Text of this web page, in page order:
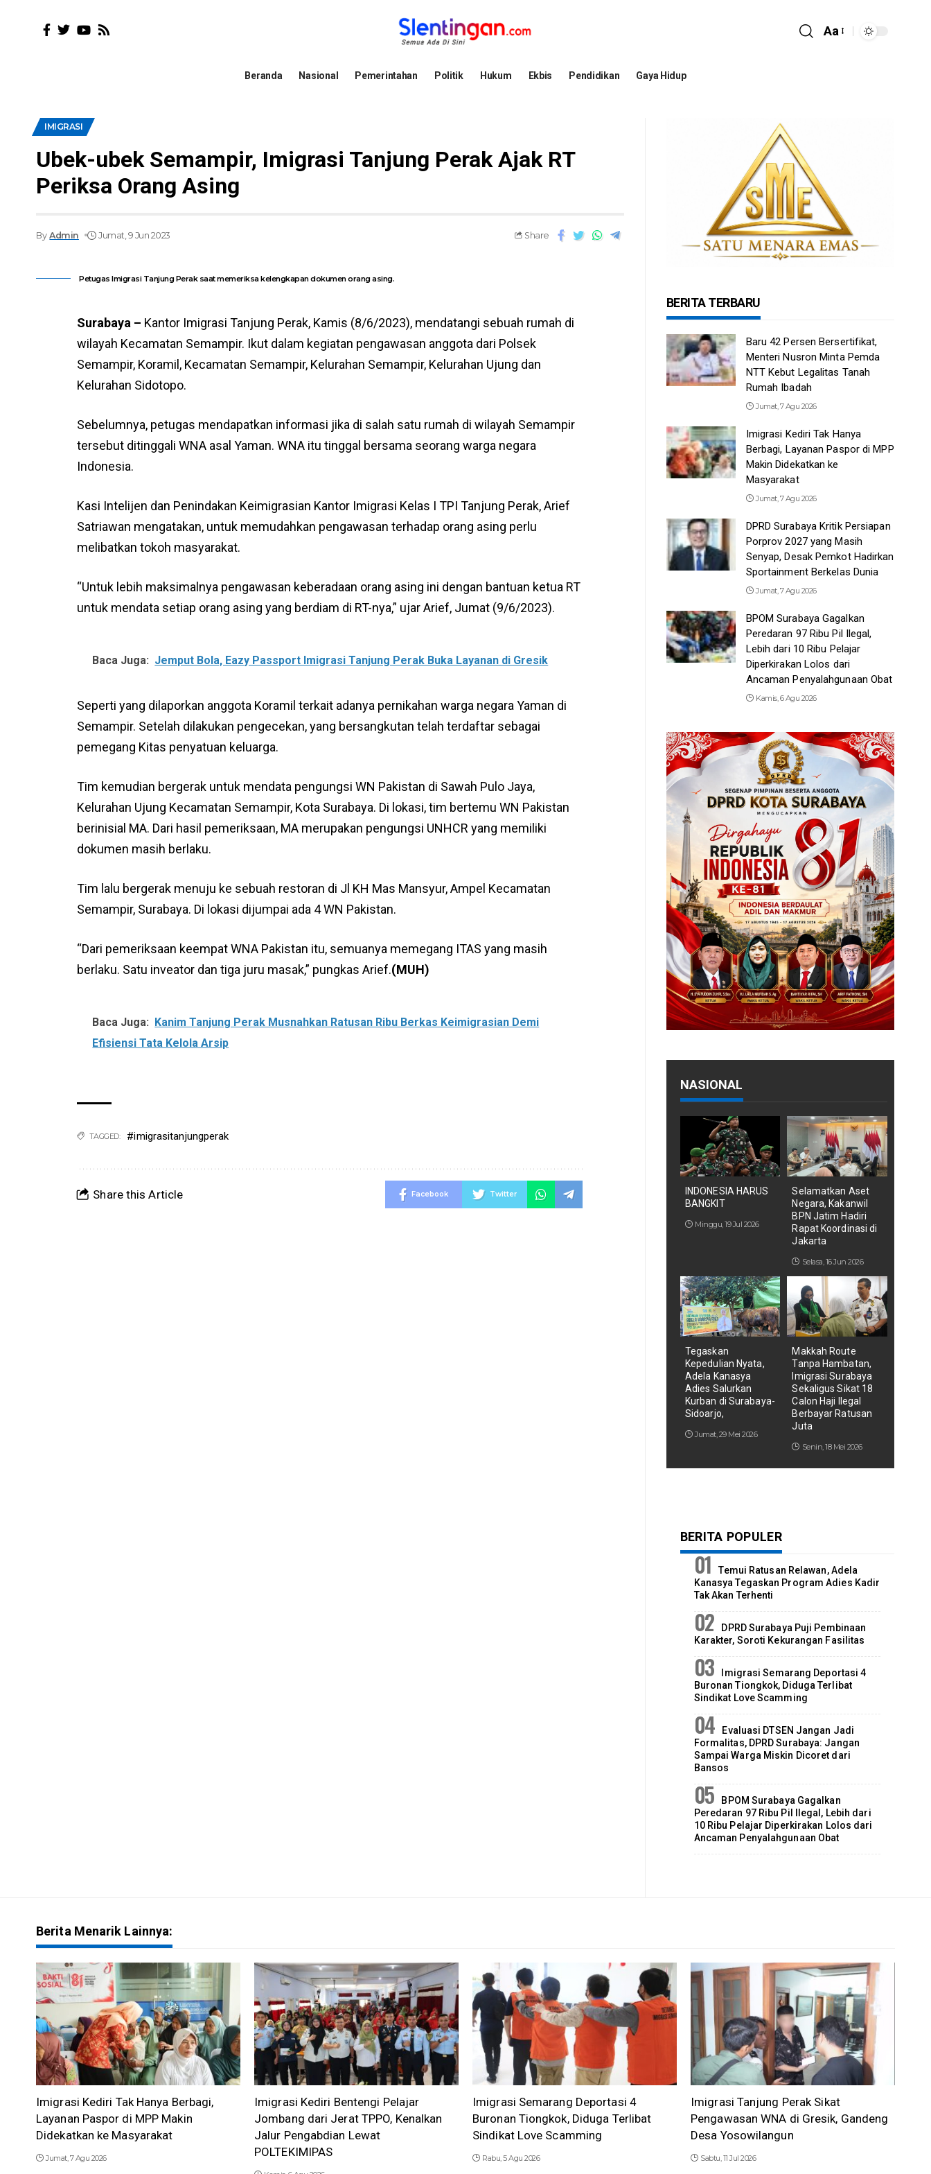
Aa
Beranda Nasional Pemerintahan Politik Hukum Ekbis Pendidikan Gaya Hidup
IMIGRASI
Ubek-ubek Semampir, Imigrasi Tanjung Perak Ajak RT
Periksa Orang Asing
By Admin Jumat, 9 Jun 2023 Share
Petugas Imigrasi Tanjung Perak saat memeriksa kelengkapan dokumen orang asing.
Surabaya – Kantor Imigrasi Tanjung Perak, Kamis (8/6/2023), mendatangi sebuah rumah di
wilayah Kecamatan Semampir. Ikut dalam kegiatan pengawasan anggota dari Polsek
Semampir, Koramil, Kecamatan Semampir, Kelurahan Semampir, Kelurahan Ujung dan
Kelurahan Sidotopo.
Sebelumnya, petugas mendapatkan informasi jika di salah satu rumah di wilayah Semampir
tersebut ditinggali WNA asal Yaman. WNA itu tinggal bersama seorang warga negara
Indonesia.
Kasi Intelijen dan Penindakan Keimigrasian Kantor Imigrasi Kelas I TPI Tanjung Perak, Arief
Satriawan mengatakan, untuk memudahkan pengawasan terhadap orang asing perlu
melibatkan tokoh masyarakat.
“Untuk lebih maksimalnya pengawasan keberadaan orang asing ini dengan bantuan ketua RT
untuk mendata setiap orang asing yang berdiam di RT-nya,” ujar Arief, Jumat (9/6/2023).
Baca Juga: Jemput Bola, Eazy Passport Imigrasi Tanjung Perak Buka Layanan di Gresik
Seperti yang dilaporkan anggota Koramil terkait adanya pernikahan warga negara Yaman di
Semampir. Setelah dilakukan pengecekan, yang bersangkutan telah terdaftar sebagai
pemegang Kitas penyatuan keluarga.
Tim kemudian bergerak untuk mendata pengungsi WN Pakistan di Sawah Pulo Jaya,
Kelurahan Ujung Kecamatan Semampir, Kota Surabaya. Di lokasi, tim bertemu WN Pakistan
berinisial MA. Dari hasil pemeriksaan, MA merupakan pengungsi UNHCR yang memiliki
dokumen masih berlaku.
Tim lalu bergerak menuju ke sebuah restoran di Jl KH Mas Mansyur, Ampel Kecamatan
Semampir, Surabaya. Di lokasi dijumpai ada 4 WN Pakistan.
“Dari pemeriksaan keempat WNA Pakistan itu, semuanya memegang ITAS yang masih
berlaku. Satu inveator dan tiga juru masak,” pungkas Arief.(MUH)
Baca Juga: Kanim Tanjung Perak Musnahkan Ratusan Ribu Berkas Keimigrasian Demi
Efisiensi Tata Kelola Arsip
TAGGED: #imigrasitanjungperak
Share this Article Facebook Twitter
BERITA TERBARU
Baru 42 Persen Bersertifikat,
Menteri Nusron Minta Pemda
NTT Kebut Legalitas Tanah
Rumah Ibadah
Jumat, 7 Agu 2026
Imigrasi Kediri Tak Hanya
Berbagi, Layanan Paspor di MPP
Makin Didekatkan ke
Masyarakat
Jumat, 7 Agu 2026
DPRD Surabaya Kritik Persiapan
Porprov 2027 yang Masih
Senyap, Desak Pemkot Hadirkan
Sportainment Berkelas Dunia
Jumat, 7 Agu 2026
BPOM Surabaya Gagalkan
Peredaran 97 Ribu Pil Ilegal,
Lebih dari 10 Ribu Pelajar
Diperkirakan Lolos dari
Ancaman Penyalahgunaan Obat
Kamis, 6 Agu 2026
NASIONAL
INDONESIA HARUS
BANGKIT
Minggu, 19 Jul 2026
Selamatkan Aset
Negara, Kakanwil
BPN Jatim Hadiri
Rapat Koordinasi di
Jakarta
Selasa, 16 Jun 2026
Tegaskan
Kepedulian Nyata,
Adela Kanasya
Adies Salurkan
Kurban di Surabaya-
Sidoarjo,
Jumat, 29 Mei 2026
Makkah Route
Tanpa Hambatan,
Imigrasi Surabaya
Sekaligus Sikat 18
Calon Haji Ilegal
Berbayar Ratusan
Juta
Senin, 18 Mei 2026
BERITA POPULER
Temui Ratusan Relawan, Adela
Kanasya Tegaskan Program Adies Kadir
Tak Akan Terhenti
DPRD Surabaya Puji Pembinaan
Karakter, Soroti Kekurangan Fasilitas
Imigrasi Semarang Deportasi 4
Buronan Tiongkok, Diduga Terlibat
Sindikat Love Scamming
Evaluasi DTSEN Jangan Jadi
Formalitas, DPRD Surabaya: Jangan
Sampai Warga Miskin Dicoret dari
Bansos
BPOM Surabaya Gagalkan
Peredaran 97 Ribu Pil Ilegal, Lebih dari
10 Ribu Pelajar Diperkirakan Lolos dari
Ancaman Penyalahgunaan Obat
Berita Menarik Lainnya:
Imigrasi Kediri Tak Hanya Berbagi,
Layanan Paspor di MPP Makin
Didekatkan ke Masyarakat
Jumat, 7 Agu 2026
Imigrasi Kediri Bentengi Pelajar
Jombang dari Jerat TPPO, Kenalkan
Jalur Pengabdian Lewat
POLTEKIMIPAS
Imigrasi Semarang Deportasi 4
Buronan Tiongkok, Diduga Terlibat
Sindikat Love Scamming
Rabu, 5 Agu 2026
Imigrasi Tanjung Perak Sikat
Pengawasan WNA di Gresik, Gandeng
Desa Yosowilangun
Sabtu, 11 Jul 2026